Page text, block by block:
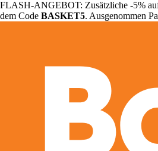
FLASH-ANGEBOT: Zusätzliche -5%
dem Code BASKET5. Ausgenommen